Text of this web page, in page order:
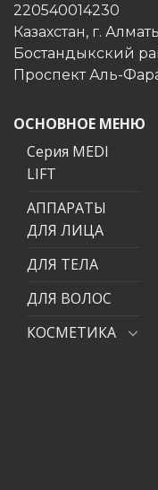
220540014230
Казахстан, г.
Бостандыкский
Проспект Аль-
ОСНОВНОЕ МЕНЮ
Серия MEDI
LIFT
АППАРАТЫ
ДЛЯ ЛИЦА
ДЛЯ ТЕЛА
ДЛЯ ВОЛОС
КОСМЕТИКА